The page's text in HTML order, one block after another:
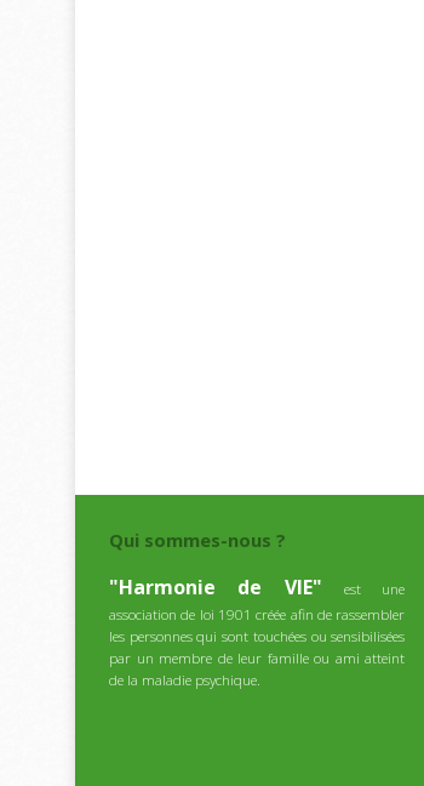
Qui sommes-nous ?
"Harmonie de VIE"
est une
association de loi 1901 créée afin de rassembler
les personnes qui sont touchées ou sensibilisées
par un membre de leur famille ou ami atteint
de la maladie psychique.